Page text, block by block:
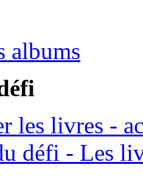
albums
les livres -
défi - Les